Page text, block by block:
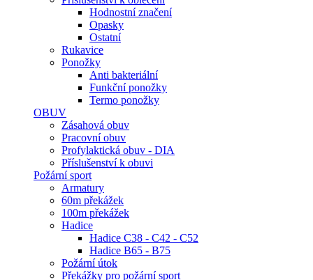
Hodnostní značení
Opasky
Ostatní
Rukavice
Ponožky
Anti bakteriální
Funkční ponožky
Termo ponožky
OBUV
Zásahová obuv
Pracovní obuv
Profylaktická obuv - DIA
Příslušenství k obuvi
Požární sport
Armatury
60m překážek
100m překážek
Hadice
Hadice C38 - C42 - C52
Hadice B65 - B75
Požární útok
Překážky pro požární sport